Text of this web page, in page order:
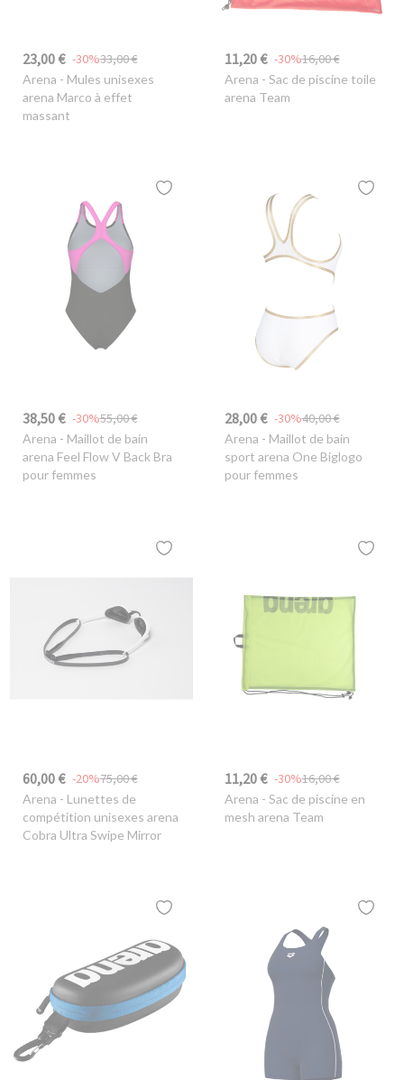
23,00 € 33,00 €
-30%
Arena - Mules unisexes
arena Marco à effet
massant
11,20 € 16,00 €
-30%
Arena - Sac de piscine toile
arena Team
38,50 € 55,00 €
-30%
Arena - Maillot de bain
arena Feel Flow V Back Bra
pour femmes
28,00 € 40,00 €
-30%
Arena - Maillot de bain
sport arena One Biglogo
pour femmes
60,00 € 75,00 €
-20%
Arena - Lunettes de
compétition unisexes arena
Cobra Ultra Swipe Mirror
11,20 € 16,00 €
-30%
Arena - Sac de piscine en
mesh arena Team